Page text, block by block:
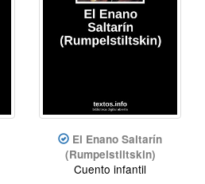
El Enano Saltarín
(Rumpelstiltskin)
Cuento infantil